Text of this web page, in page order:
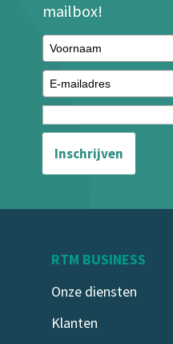
mailbox!
Inschrijven
RTM BUSINESS
Onze diensten
Klanten